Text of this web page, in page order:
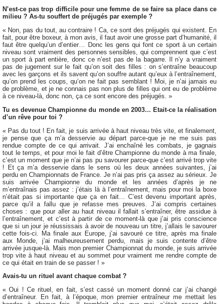
N’est-ce pas trop difficile pour une femme de se faire sa place dans ce
milieu ? As-tu souffert de préjugés par exemple ?
« Non, pas du tout, au contraire ! Ca, ce sont des préjugés qui existent. En
fait, pour être boxeur, à mon avis, il faut avoir une grosse part d’humanité, il
faut être quelqu’un d’entier… Donc les gens qui font ce sport à un certain
niveau sont vraiment des personnes sensibles, qui comprennent que c’est
un sport à part entière, donc ce n’est pas de la bagarre. Il n’y a vraiment
pas de jugement sur le fait qu’on soit des filles : on s’entraîne beaucoup
avec les garçons et ils savent qu’on souffre autant qu’eux à l’entraînement,
qu’on prend les coups, qu’on ne fait pas semblant ! Moi, je n’ai jamais eu
de problème, et je ne connais pas non plus de filles qui ont eu de problème
à ce niveau-là, donc non, ça ce sont encore des préjugés. »
Tu es devenue Championne du monde en 2003… Etait-ce la réalisation
d’un rêve pour toi ?
« Pas du tout ! En fait, je suis arrivée à haut niveau très vite, et finalement,
je pense que ça m’a desservie au départ parce-que je ne me suis pas
rendue compte de ce qui arrivait. J’ai enchaîné les combats, je gagnais
tout le temps, et pour moi le fait d’être Championne du monde à ma finale,
c’est un moment que je n’ai pas pu savourer parce-que c’est arrivé trop vite
! Et ça m’a desservie dans le sens où les deux années suivantes, j’ai
perdu en Championnats de France. Je n’ai pas pris ça assez au sérieux. Je
suis arrivée Championne du monde et les années d’après je ne
m’entraînais pas assez : j’étais là à l’entraînement, mais pour moi la boxe
n’était pas si importante que ça en fait… C’est devenu important après,
parce qu’il a fallu que je refasse mes preuves. J’ai compris certaines
choses : que pour aller au haut niveau il fallait s’entraîner, être assidue à
l’entraînement, et c’est à partir de ce moment-là que j’ai pris conscience
que si un jour je réussissais à avoir de nouveau un titre, j’allais le savourer
cette fois-ci. Ma finale aux Europe, j’ai savouré ce titre, après ma finale
aux Monde, j’ai malheureusement perdu, mais je suis contente d’être
arrivée jusque-là. Mais mon premier Championnat du monde, je suis arrivée
trop vite à haut niveau et au sommet pour vraiment me rendre compte de
ce qui était en train de se passer ! »
Avais-tu un rituel avant chaque combat ?
« Oui ! Ce rituel, en fait, s’est cassé un moment donné car j’ai changé
d’entraîneur. En fait, à l’époque, mon premier entraîneur me mettait les